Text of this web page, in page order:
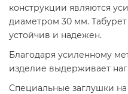
конструкции являются
диаметром 30 мм.
устойчив и надежен.
Благодаря усиленному
изделие выдерживает
Специальные заглушки